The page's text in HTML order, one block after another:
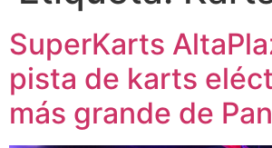
SuperKarts
pista de karts
más grande de